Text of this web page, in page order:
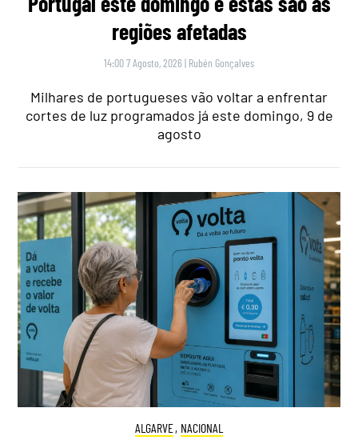
regiões afetadas
14:00 7 Agosto, 2026 | Rubén Gonçalves
Milhares de portugueses vão voltar a enfrentar
cortes de luz programados já este domingo, 9 de
agosto
ALGARVE, NACIONAL